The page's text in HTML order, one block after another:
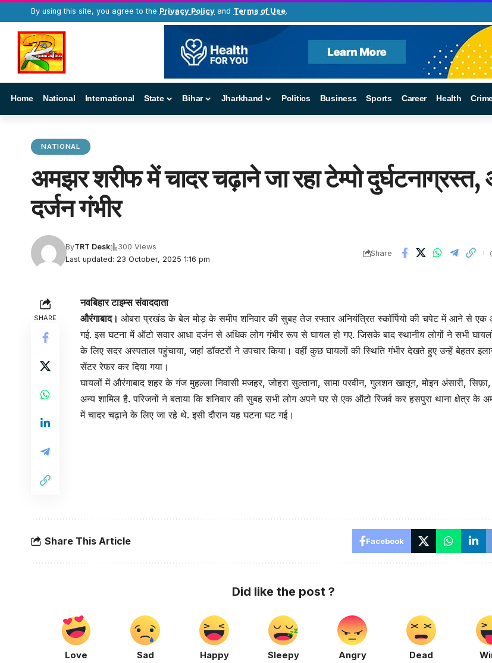
By using this site, you agree to the Privacy Policy and Terms of Use.
Home National International State Bihar Jharkhand Politics Business Sports Career Health
NATIONAL
अमझर शरीफ में चादर चढ़ाने जा रहा टेम्पो
दर्जन गंभीर
Last updated: 23 October, 2025 1:16 pm
ByTRT Desk 300 Views
Share
SHARE
नवबिहार टाइम्स संवाददाता
औरंगाबाद।ओबरा प्रखंड के बेल मोड़ के समीप शनिवार की सुबह तेज रफ्तार अनियंत्रित स्कॉर्पियो की चपेट में आने से
गई. इस घटना में ऑटो सवार आधा दर्जन से अधिक लोग गंभीर रूप से घायल हो गए. जिसके बाद स्थानीय लोगों ने सभी
के लिए सदर अस्पताल पहुंचाया, जहां डॉक्टरों ने उपचार किया। वहीं कुछ घायलों की स्थिति गंभीर देखते हुए उन्हें बेहतर
सेंटर रेफर कर दिया गया।
घायलों में औरंगाबाद शहर के गंज मुहल्ला निवासी मजहर, जोहरा सुल्ताना, सामा परवीन, गुलशन खातून, मोइन अंसारी,
अन्य शामिल है. परिजनों ने बताया कि शनिवार की सुबह सभी लोग अपने घर से एक ऑटो रिजर्व कर हसपुरा थाना क्षेत्र के
में चादर चढ़ाने के लिए जा रहे थे. इसी दौरान यह घटना घट गई।
Share This Article Facebook
Did like the post ?
Love Sad Happy Sleepy Angry Dead